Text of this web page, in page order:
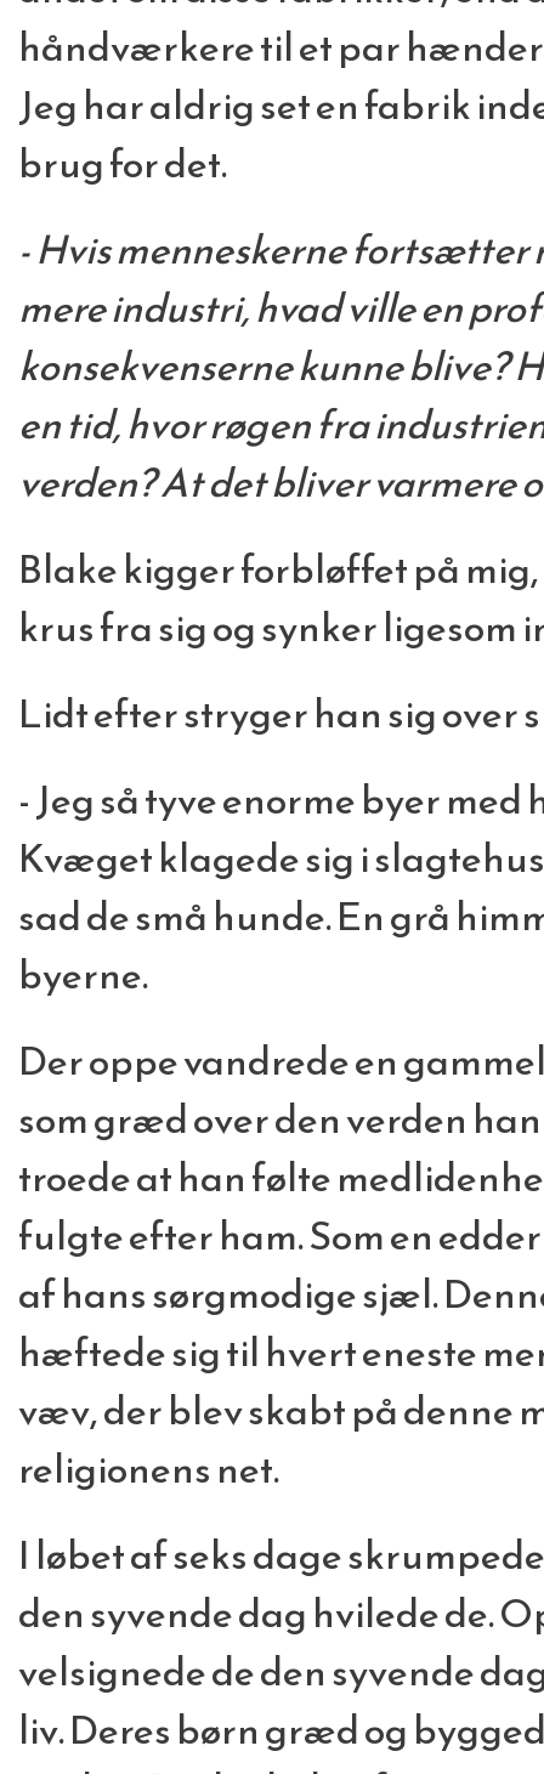
håndværkere til et par
Jeg har aldrig set en fabrik
brug for det.
- Hvis menneskerne fortsætter
mere industri, hvad ville en
konsekvenserne kunne blive?
en tid, hvor røgen fra
verden? At det bliver varmere
Blake kigger forbløffet på
krus fra sig og synker ligesom
Lidt efter stryger han sig over
- Jeg så tyve enorme byer
Kvæget klagede sig i
sad de små hunde. En grå
byerne.
Der oppe vandrede en
som græd over den verden
troede at han følte
fulgte efter ham. Som en
af hans sørgmodige sjæl.
hæftede sig til hvert eneste
væv, der blev skabt på denne
religionens net.
I løbet af seks dage
den syvende dag hvilede de.
velsignede de den syvende
liv. Deres børn græd og